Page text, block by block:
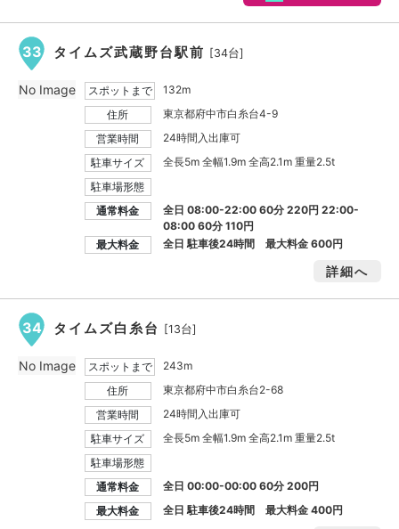
33 タイムズ武蔵野台駅前 [34台]
スポットまで
132m
住所
東京都府中市白糸台4-9
営業時間
24時間入出庫可
駐車サイズ
全長5m 全幅1.9m 全高2.1m 重量2.5t
駐車場形態
通常料金
全日 08:00-22:00 60分 220円 22:00-
08:00 60分 110円
最大料金
全日 駐車後24時間 最大料金600円
詳細へ
No Image
34 タイムズ白糸台 [13台]
スポットまで
243m
住所
東京都府中市白糸台2-68
営業時間
24時間入出庫可
駐車サイズ
全長5m 全幅1.9m 全高2.1m 重量2.5t
駐車場形態
通常料金
全日 00:00-00:00 60分 200円
最大料金
全日 駐車後24時間 最大料金400円
No Image